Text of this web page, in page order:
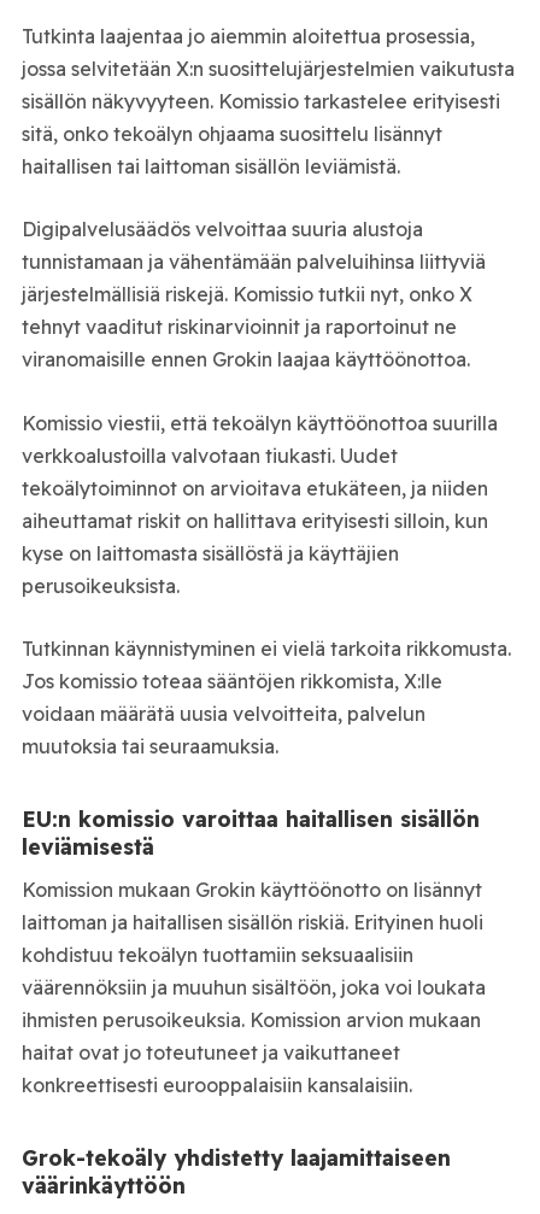
Tutkinta laajentaa jo aiemmin aloitettua prosessia,
jossa selvitetään X:n suosittelujärjestelmien vaikutusta
sisällön näkyvyyteen. Komissio tarkastelee erityisesti
sitä, onko tekoälyn ohjaama suosittelu lisännyt
haitallisen tai laittoman sisällön leviämistä.
Digipalvelusäädös velvoittaa suuria alustoja
tunnistamaan ja vähentämään palveluihinsa liittyviä
järjestelmällisiä riskejä. Komissio tutkii nyt, onko X
tehnyt vaaditut riskinarvioinnit ja raportoinut ne
viranomaisille ennen Grokin laajaa käyttöönottoa.
Komissio viestii, että tekoälyn käyttöönottoa suurilla
verkkoalustoilla valvotaan tiukasti. Uudet
tekoälytoiminnot on arvioitava etukäteen, ja niiden
aiheuttamat riskit on hallittava erityisesti silloin, kun
kyse on laittomasta sisällöstä ja käyttäjien
perusoikeuksista.
Tutkinnan käynnistyminen ei vielä tarkoita rikkomusta.
Jos komissio toteaa sääntöjen rikkomista, X:lle
voidaan määrätä uusia velvoitteita, palvelun
muutoksia tai seuraamuksia.
EU:n komissio varoittaa haitallisen sisällön
leviämisestä
Komission mukaan Grokin käyttöönotto on lisännyt
laittoman ja haitallisen sisällön riskiä. Erityinen huoli
kohdistuu tekoälyn tuottamiin seksuaalisiin
väärennöksiin ja muuhun sisältöön, joka voi loukata
ihmisten perusoikeuksia. Komission arvion mukaan
haitat ovat jo toteutuneet ja vaikuttaneet
konkreettisesti eurooppalaisiin kansalaisiin.
Grok-tekoäly yhdistetty laajamittaiseen
väärinkäyttöön